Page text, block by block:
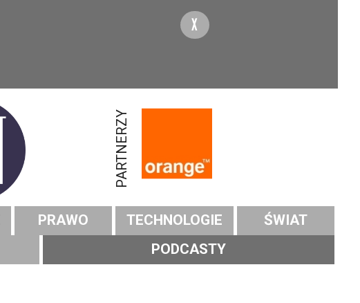
X
PARTNERZY
PRAWO TECHNOLOGIE
ŚWIAT
PODCASTY